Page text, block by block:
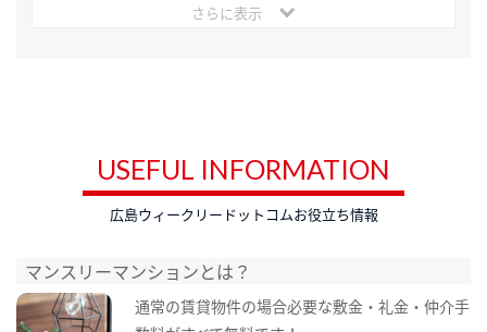
さらに表示
USEFUL INFORMATION
広島ウィークリードットコムお役立ち情報
マンスリーマンションとは？
通常の賃貸物件の場合必要な敷金・礼金・仲介手